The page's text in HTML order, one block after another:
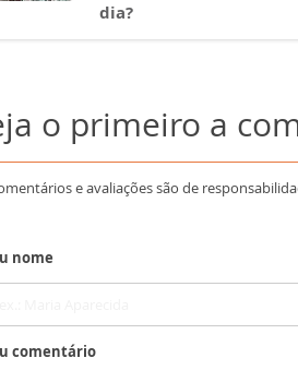
dia?
o primeiro a
e avaliações são de
nome
comentário